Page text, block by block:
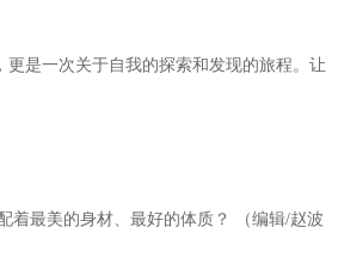
是一次关于自我的探索和发现的旅程。让
着最美的身材、最好的体质？ （编辑/赵波